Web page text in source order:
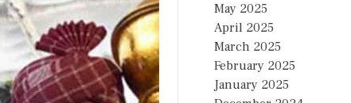
दी
ने
की
‘
अ
ला
ई
May 2025
April 2025
March 2025
February 2025
January 2025